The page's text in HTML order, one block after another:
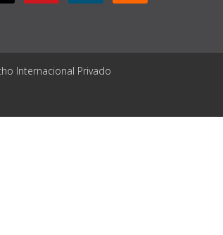
Internacional Privado